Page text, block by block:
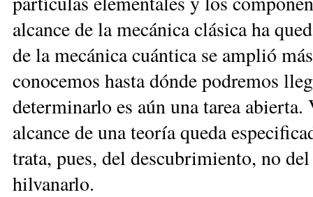
alcance de la mecánica clásica ha
de la mecánica cuántica se amplió
conocemos hasta dónde podremos
determinarlo es aún una tarea
alcance de una teoría queda
trata, pues, del descubrimiento, no
hilvanarlo.